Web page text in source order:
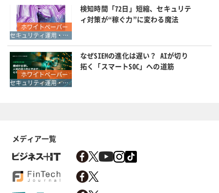
ホワイトペーパー
セキュリティ運用・SOC・SIEM・ログ管理
検知時間「72日」短縮、セキュリテ
ィ対策が“稼ぐ力”に変わる魔法
ホワイトペーパー
セキュリティ運用・SOC・SIEM・ログ管理
なぜSIEMの進化は遅い？ AIが切り
拓く「スマートSOC」への道筋
メディア一覧